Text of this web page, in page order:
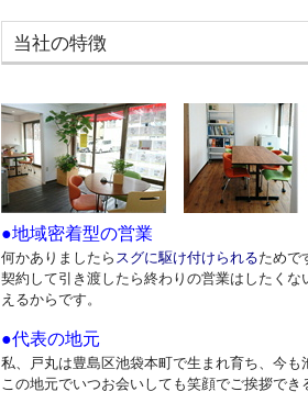
当社の特徴
●地域密着型の営業
何かありましたら スグに駆け付けられるためで
契約して引き渡したら終わりの営業はしたく
えるからです。
●代表の地元
私、
戸丸は豊島区池袋本町で生まれ育ち、今も
この地元でいつお会いしても笑顔でご挨拶でき